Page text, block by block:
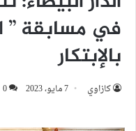
في مسابقة ”
بالإبتكار
كازاوي 7 مايو، 2023 0